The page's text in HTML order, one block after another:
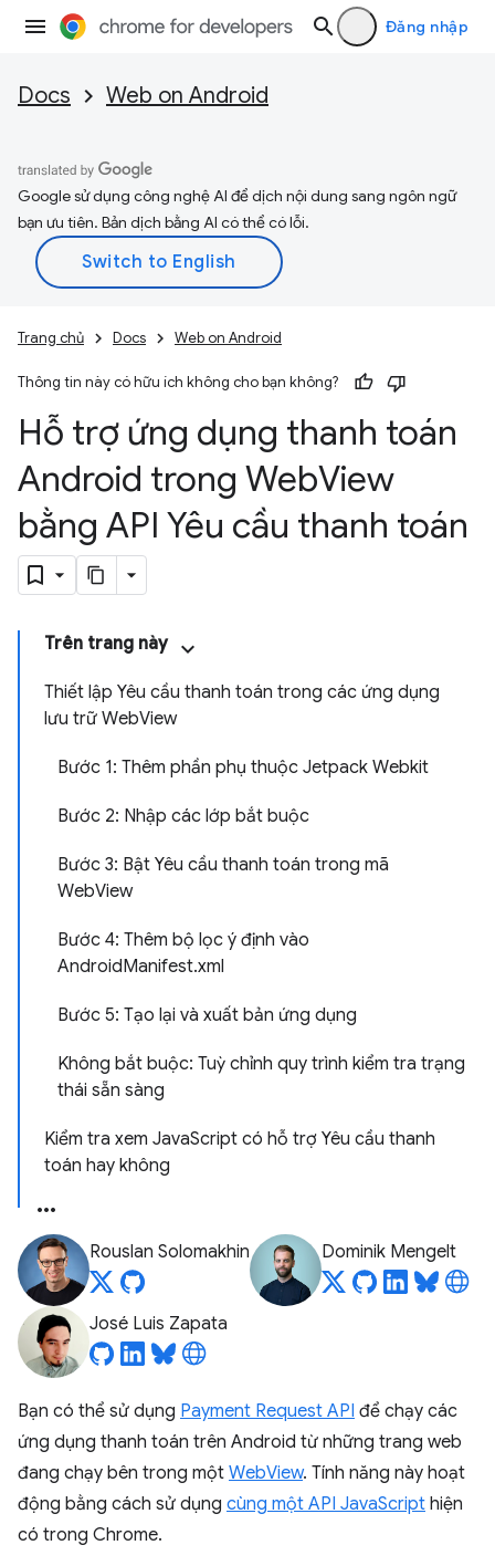
Đăng nhập
Docs Web on Android
Google sử dụng công nghệ AI để dịch nội dung sang ngôn ngữ
bạn ưu tiên. Bản dịch bằng AI có thể có lỗi.
Trang chủ Docs Web on Android
Thông tin này có hữu ích không cho bạn không?
Hỗ trợ ứng dụng thanh toán
Android trong WebView
bằng API Yêu cầu thanh toán
Trên trang này
Thiết lập Yêu cầu thanh toán trong các ứng dụng
lưu trữ WebView
Bước 1: Thêm phần phụ thuộc Jetpack Webkit
Bước 2: Nhập các lớp bắt buộc
Bước 3: Bật Yêu cầu thanh toán trong mã
WebView
Bước 4: Thêm bộ lọc ý định vào
AndroidManifest.xml
Bước 5: Tạo lại và xuất bản ứng dụng
Không bắt buộc: Tuỳ chỉnh quy trình kiểm tra trạng
thái sẵn sàng
Kiểm tra xem JavaScript có hỗ trợ Yêu cầu thanh
toán hay không
Rouslan Solomakhin Dominik Mengelt
José Luis Zapata
Bạn có thể sử dụng Payment Request API để chạy các
ứng dụng thanh toán trên Android từ những trang web
đang chạy bên trong một WebView. Tính năng này hoạt
động bằng cách sử dụng cùng một API JavaScript hiện
có trong Chrome.